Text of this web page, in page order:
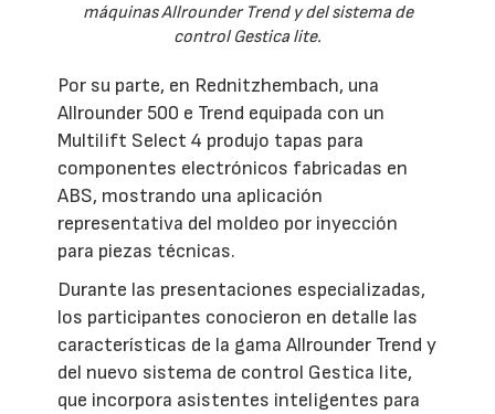
máquinas Allrounder Trend y del sistema de
control Gestica lite.
Por su parte, en Rednitzhembach, una
Allrounder 500 e Trend equipada con un
Multilift Select 4 produjo tapas para
componentes electrónicos fabricadas en
ABS, mostrando una aplicación
representativa del moldeo por inyección
para piezas técnicas.
Durante las presentaciones especializadas,
los participantes conocieron en detalle las
características de la gama Allrounder Trend y
del nuevo sistema de control Gestica lite,
que incorpora asistentes inteligentes para